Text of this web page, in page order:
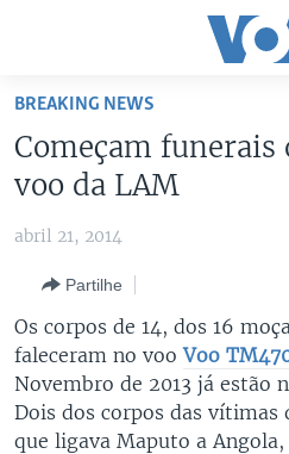
Acesso
para
artigo
principal
para
Pesquisa
ANGOLA
GUINÉ-BISSAU
ÁFRICA E MUNDO
BRASIL
DOSSIERS ESPECIAIS
AFRICA AGORA
VÍDEOS
VOA60 ÁFRICA
VOA 60 CLIMA
VOA60 MUNDO
ÁUDIO
ENTRETENIMENTO
SIGA-NOS
BREAKING NEWS
Começam
voo da LAM
abril 21, 2014
Partilhe
Os corpos de 14, dos 16
faleceram no vooVoo
Novembro de 2013 já estão
Dois dos corpos das vítimas
que ligava Maputo a